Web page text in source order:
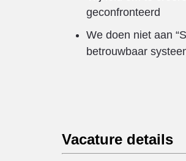
geconfronteerd
We doen niet aan
betrouwbaar
Vacature details